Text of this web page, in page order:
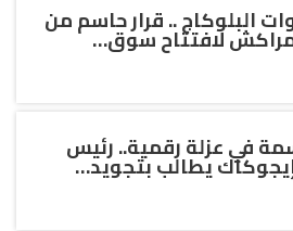
البلوكاج .. قرار حاسم من
لافتتاح سوق…
نسمة في عزلة رقمية.. رئيس
يطالب بتجويد…